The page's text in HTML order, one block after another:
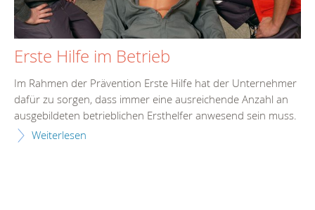
Erste Hilfe im Betrieb
Im Rahmen der Prävention Erste Hilfe hat der Unternehmer
dafür zu sorgen, dass immer eine ausreichende Anzahl an
ausgebildeten betrieblichen Ersthelfer anwesend sein muss.
Weiterlesen